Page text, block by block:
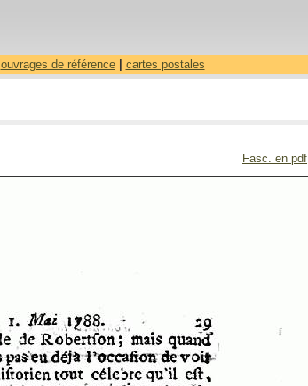
ouvrages de référence| cartes postales
Fasc. en pdf